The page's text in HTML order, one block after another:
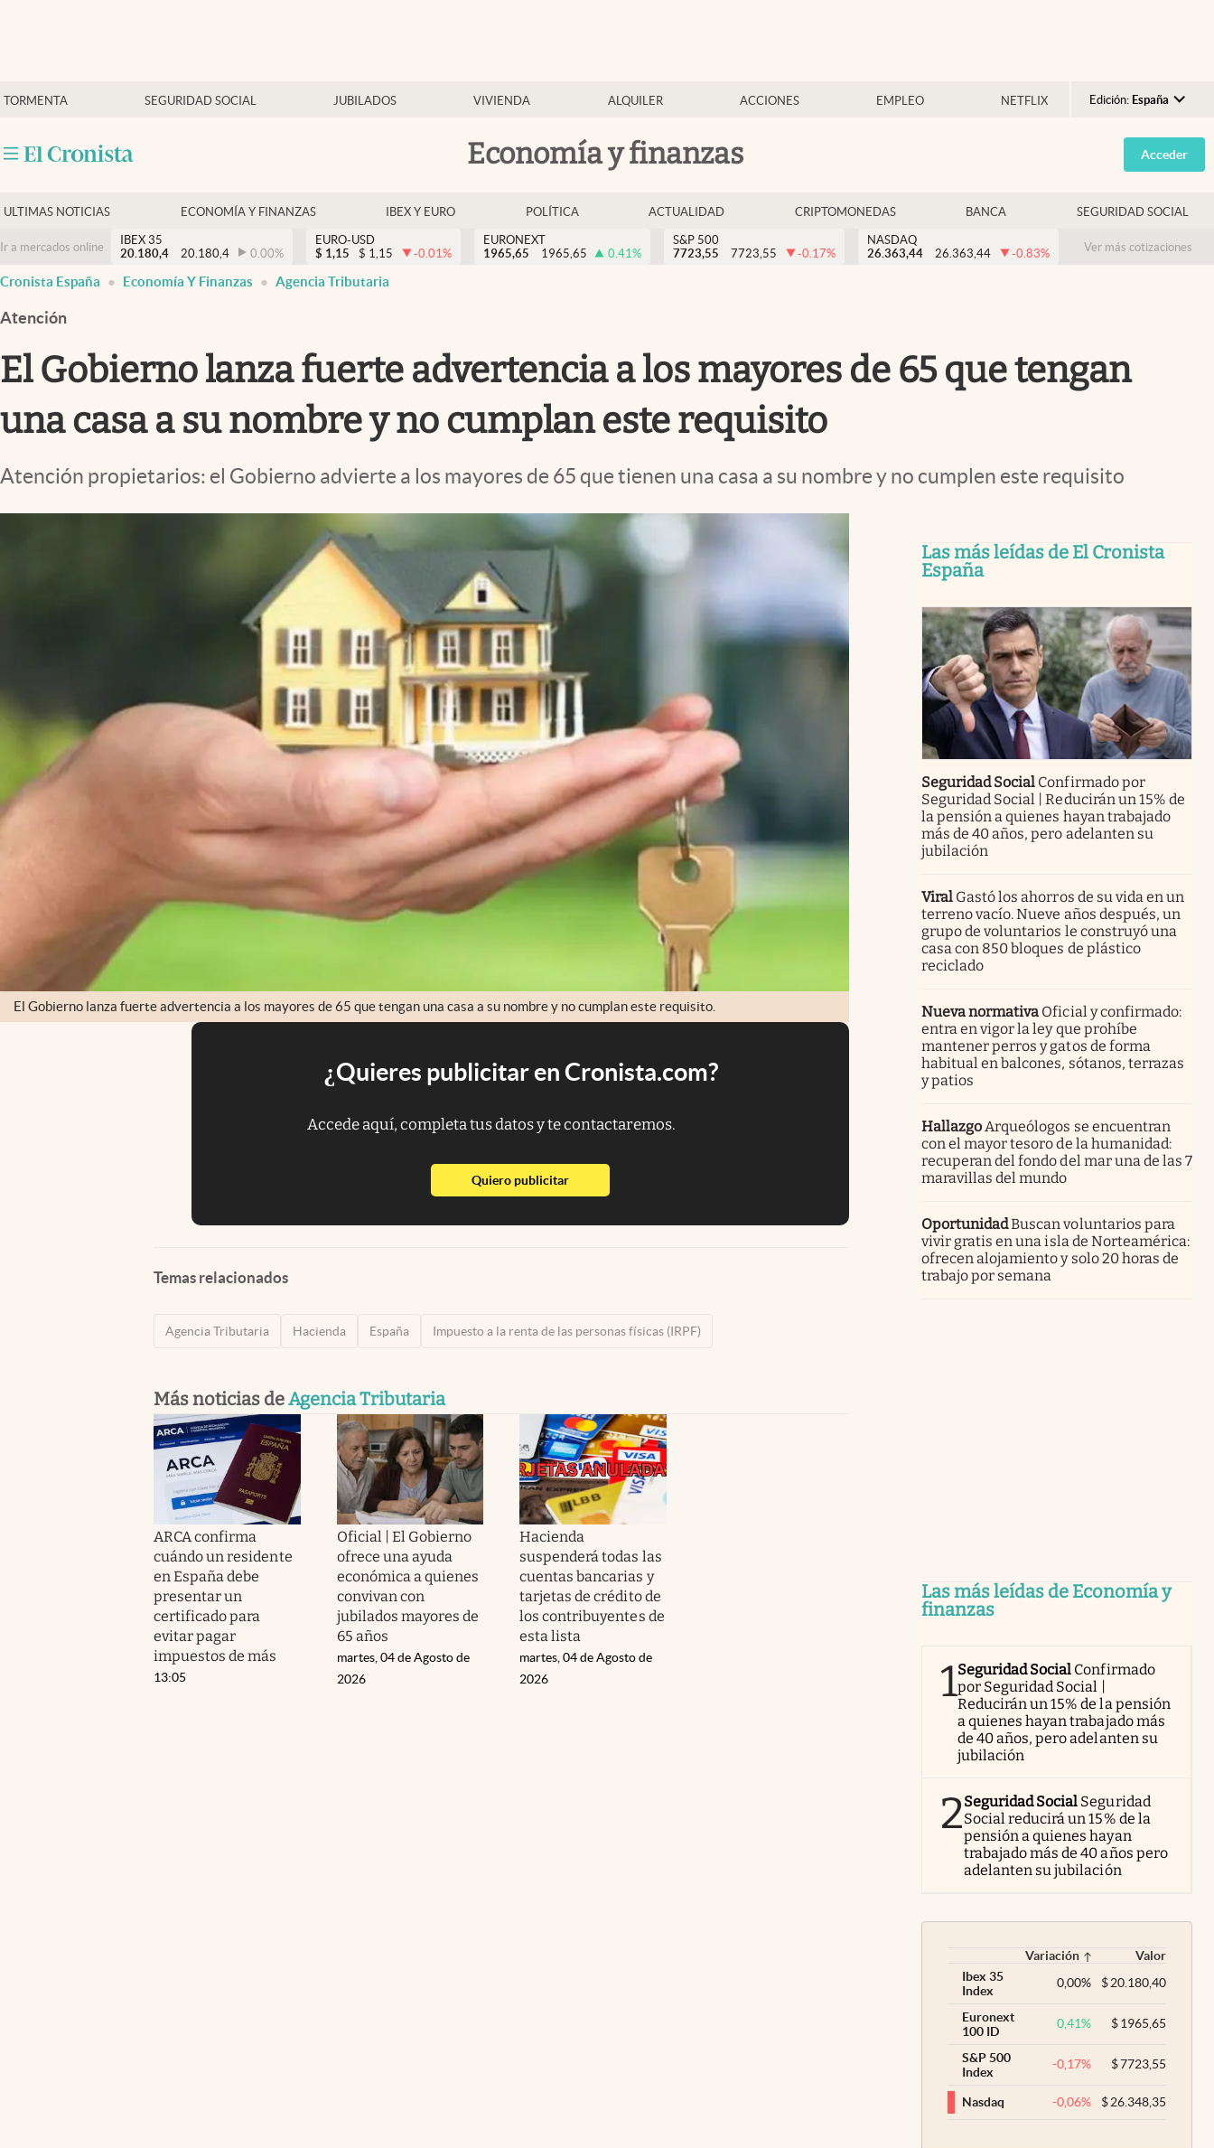
TORMENTA SEGURIDAD SOCIAL JUBILADOS VIVIENDA ALQUILER ACCIONES EMPLEO NETFLIX Edición: España
Argentina
España
USA
Colombia
Economía y finanzas
Economía y finanzas
Criptomonedas
Acceder
ULTIMAS NOTICIAS ECONOMÍA Y FINANZAS IBEX Y EURO POLÍTICA ACTUALIDAD CRIPTOMONEDAS BANCA SEGURIDAD SOCIAL
Ir a mercados online
IBEX 35
20.180,4
20.180,4 0.00%
EURO-USD
$ 1,15 $ 1,15 -0.01%
EURONEXT
1965,65
1965,65 0.41%
S&P 500
7723,55
7723,55 -0.17%
NASDAQ
26.363,44
26.363,44 -0.83% Ver más cotizaciones
Cronista España Economía Y Finanzas Agencia Tributaria
Atención
El Gobierno lanza fuerte advertencia a los mayores de 65 que tengan
una casa a su nombre y no cumplan este requisito
Atención propietarios: el Gobierno advierte a los mayores de 65 que tienen una casa a su nombre y no cumplen este requisito
El Gobierno lanza fuerte advertencia a los mayores de 65 que tengan una casa a su nombre y no cumplan este requisito.
¿Quieres publicitar en Cronista.com?
Accede aquí, completa tus datos y te contactaremos.
Quiero publicitarabre en nueva pestaña
Temas relacionados
Agencia Tributaria Hacienda España Impuesto a la renta de las personas físicas (IRPF)
Más noticias deAgencia Tributaria
ARCA confirma
cuándo un residente
en España debe
presentar un
certificado para
evitar pagar
impuestos de más
13:05
Oficial | El Gobierno
ofrece una ayuda
económica a quienes
convivan con
jubilados mayores de
65 años
martes, 04 de Agosto de
2026
Hacienda
suspenderá todas las
cuentas bancarias y
tarjetas de crédito de
los contribuyentes de
esta lista
martes, 04 de Agosto de
2026
Las más leídas de El Cronista
España
Seguridad Social Confirmado por
Seguridad Social | Reducirán un 15% de
la pensión a quienes hayan trabajado
más de 40 años, pero adelanten su
jubilación
Viral Gastó los ahorros de su vida en un
terreno vacío. Nueve años después, un
grupo de voluntarios le construyó una
casa con 850 bloques de plástico
reciclado
Nueva normativa Oficial y confirmado:
entra en vigor la ley que prohíbe
mantener perros y gatos de forma
habitual en balcones, sótanos, terrazas
y patios
HallazgoArqueólogos se encuentran
con el mayor tesoro de la humanidad:
recuperan del fondo del mar una de las 7
maravillas del mundo
OportunidadBuscan voluntarios para
vivir gratis en una isla de Norteamérica:
ofrecen alojamiento y solo 20 horas de
trabajo por semana
Las más leídas de Economía y
finanzas
1Seguridad Social Confirmado
por Seguridad Social |
Reducirán un 15% de la pensión
a quienes hayan trabajado más
de 40 años, pero adelanten su
jubilación
2Seguridad Social Seguridad
Social reducirá un 15% de la
pensión a quienes hayan
trabajado más de 40 años pero
adelanten su jubilación
Variación
Valor
Ibex 35
Index
0,00% $20.180,40
Euronext
100 ID
0,41% $1965,65
S&P 500
Index
-0,17% $7723,55
Nasdaq -0,06% $26.348,35